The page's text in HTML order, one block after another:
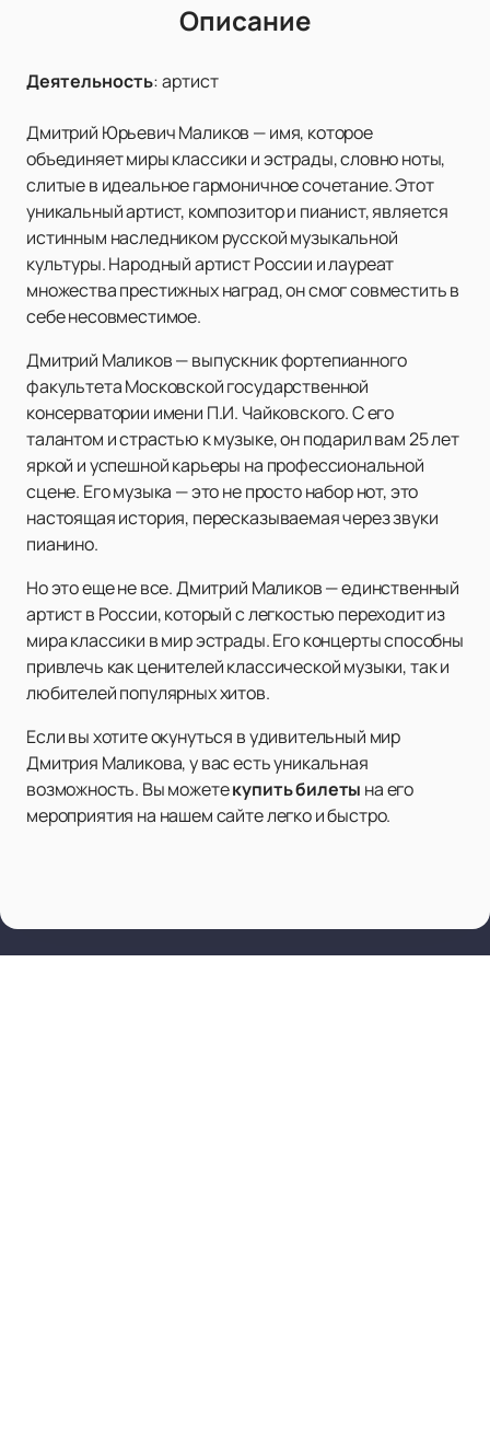
Описание
Деятельность:артист
Дмитрий Юрьевич Маликов — имя, которое
объединяет миры классики и эстрады, словно ноты,
слитые в идеальное гармоничное сочетание. Этот
уникальный артист, композитор и пианист, является
истинным наследником русской музыкальной
культуры. Народный артист России и лауреат
множества престижных наград, он смог совместить в
себе несовместимое.
Дмитрий Маликов — выпускник фортепианного
факультета Московской государственной
консерватории имени П.И. Чайковского. С его
талантом и страстью к музыке, он подарил вам 25 лет
яркой и успешной карьеры на профессиональной
сцене. Его музыка — это не просто набор нот, это
настоящая история, пересказываемая через звуки
пианино.
Но это еще не все. Дмитрий Маликов — единственный
артист в России, который с легкостью переходит из
мира классики в мир эстрады. Его концерты способны
привлечь как ценителей классической музыки, так и
любителей популярных хитов.
Если вы хотите окунуться в удивительный мир
Дмитрия Маликова, у вас есть уникальная
возможность. Вы можетекупить билеты на его
мероприятия на нашем сайте легко и быстро.